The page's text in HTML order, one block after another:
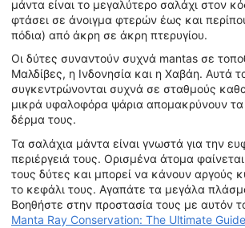
μάντα είναι το μεγαλύτερο σαλάχι στον
φτάσει σε άνοιγμα φτερών έως και
πόδια) από άκρη σε άκρη πτερυγίου.
Οι δύτες συναντούν συχνά mantas σε
Μαλδίβες, η Ινδονησία και η Χαβάη. Αυτά
συγκεντρώνονται συχνά σε σταθμούς
μικρά υφαλοφόρα ψάρια απομακρύνουν
δέρμα τους.
Τα σαλάχια μάντα είναι γνωστά για την
περιέργειά τους. Ορισμένα άτομα
τους δύτες και μπορεί να κάνουν αργούς
το κεφάλι τους. Αγαπάτε τα μεγάλα
Βοηθήστε στην προστασία τους με αυτόν
Manta Ray Conservation: The Ultimate